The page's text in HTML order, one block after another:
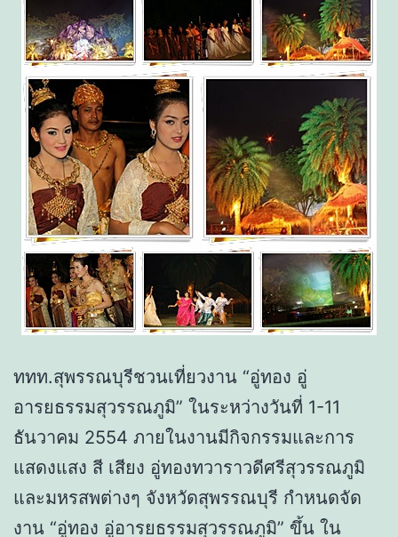
ททท.สุพรรณบุรีชวนเที่ยวงาน “อู่ทอง อู่
อารยธรรมสุวรรณภูมิ” ในระหว่างวันที่ 1-11
ธันวาคม 2554 ภายในงานมีกิจกรรมและการ
แสดงแสง สี เสียง อู่ทองทวาราวดีศรีสุวรรณภูมิ
และมหรสพต่างๆ จังหวัดสุพรรณบุรี กำหนดจัด
งาน “อู่ทอง อู่อารยธรรมสุวรรณภูมิ” ขึ้น ใน